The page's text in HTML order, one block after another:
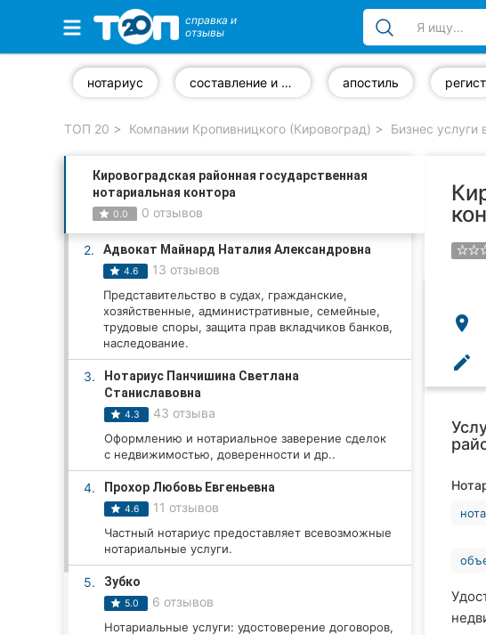
Избранные компании
Стоматологии
Частные клиники
Ветеринарные клиники
Автошколы
Все рубрики
Все города:
Кропивницкий
Житомир
справка и
отзывы
нотариус составление и оформление документов апостиль
ТОП 20 Компании Кропивницкого (Кировоград) Бизнес
Кировоградская районная государственная
нотариальная контора
0.0 0 отзывов
2. Адвокат Майнард Наталия Александровна
4.6 13 отзывов
Представительство в судах, гражданские,
хозяйственные, административные, семейные,
трудовые споры, защита прав вкладчиков банков,
наследование.
3.
Нотариус Панчишина Светлана
Станиславовна
4.3 43 отзыва
Оформлению и нотариальное заверение сделок
с недвижимостью, доверенности и др..
4. Прохор Любовь Евгеньевна
4.6 11 отзывов
Частный нотариус предоставляет всевозможные
нотариальные услуги.
5. Зубко
5.0 6 отзывов
Нотариальные услуги: удостоверение договоров,
place
edit